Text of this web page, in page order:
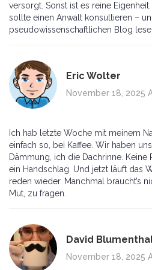
versorgt. Sonst ist es reine
sollte einen Anwalt konsultieren –
pseudowissenschaftlichen Blog
Eric Wolter
November 18, 2025
Ich hab letzte Woche mit meinem
einfach so, bei Kaffee. Wir haben
Dämmung, ich die Dachrinne. Keine
ein Handschlag. Und jetzt läuft das
reden wieder. Manchmal braucht’s
Mut, zu fragen.
David
November 18, 2025